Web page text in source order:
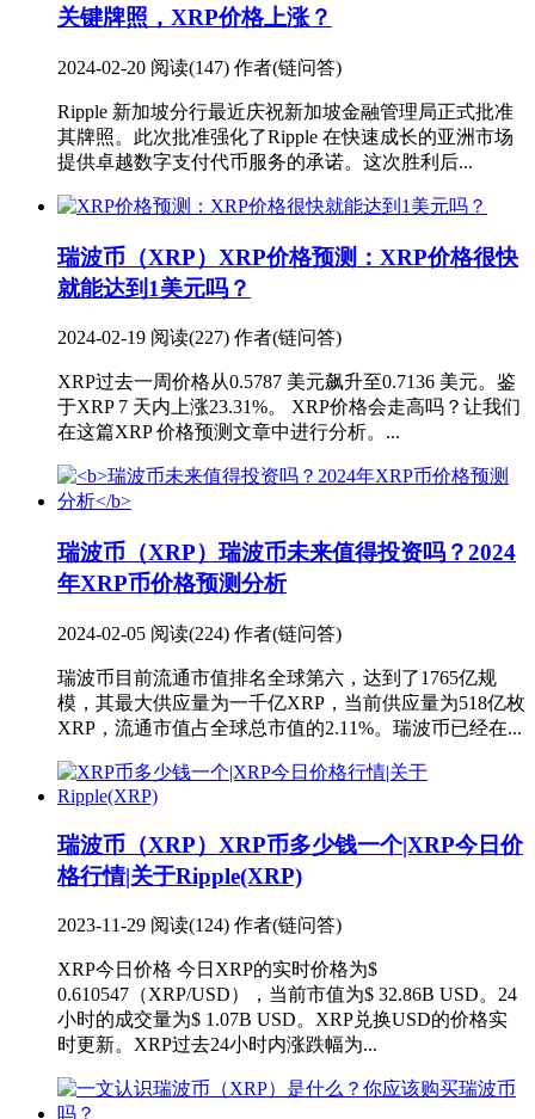
关键牌照，XRP价格上涨？
2024-02-20 阅读(147) 作者(链问答)
Ripple 新加坡分行最近庆祝新加坡金融管理局正式批准
其牌照。此次批准强化了Ripple 在快速成长的亚洲市场
提供卓越数字支付代币服务的承诺。这次胜利后...
瑞波币（XRP） XRP价格预测：XRP价格很快
就能达到1美元吗？
2024-02-19 阅读(227) 作者(链问答)
XRP过去一周价格从0.5787 美元飙升至0.7136 美元。鉴
于XRP 7 天内上涨23.31%。 XRP价格会走高吗？让我们
在这篇XRP 价格预测文章中进行分析。...
瑞波币（XRP） 瑞波币未来值得投资吗？2024
年XRP币价格预测分析
2024-02-05 阅读(224) 作者(链问答)
瑞波币目前流通市值排名全球第六，达到了1765亿规
模，其最大供应量为一千亿XRP，当前供应量为518亿枚
XRP，流通市值占全球总市值的2.11%。瑞波币已经在...
瑞波币（XRP） XRP币多少钱一个|XRP今日价
格行情|关于Ripple(XRP)
2023-11-29 阅读(124) 作者(链问答)
XRP今日价格 今日XRP的实时价格为$
0.610547（XRP/USD），当前市值为$ 32.86B USD。24
小时的成交量为$ 1.07B USD。XRP兑换USD的价格实
时更新。XRP过去24小时内涨跌幅为...